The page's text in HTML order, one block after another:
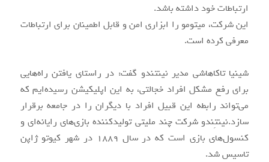
ارتباطات خود داشته باشد.
این شرکت، میتومو را ابزاری امن و قابل اطمینان برای ارتباطات
معرفی کرده است.
شینیا تاکاهاشی مدیر نینتندو گفت: در راستای یافتن راه‌هایی
برای رفع مشکل افراد خجالتی، به این اپلیکیشن رسیده‌ایم که
می‌تواند رابطه این قبیل افراد با دیگران را در جامعه برقرار
سازد.نینتِندو شرکت چند ملیتی تولیدکننده بازی‌های رایانه‌ای و
کنسول‌های بازی است که در سال 1889 در شهر کیوتو ژاپن
تاسیس شد.